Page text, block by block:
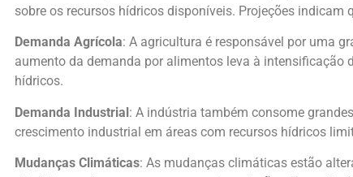
sobre os recursos hídricos disponíveis. Projeções
Demanda Agrícola: A agricultura é responsável por uma
aumento da demanda por alimentos leva à intensificação
hídricos.
Demanda Industrial: A indústria também consome
crescimento industrial em áreas com recursos hídricos
Mudanças Climáticas: As mudanças climáticas estão